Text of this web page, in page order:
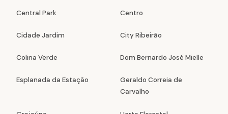
Central Park Centro
Cidade Jardim City Ribeirão
Colina Verde Dom Bernardo José Mielle
Esplanada da Estação
Geraldo Correia de
Carvalho